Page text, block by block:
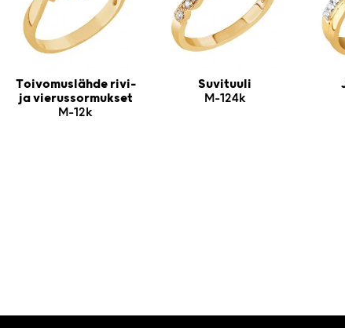
Toivomuslähde rivi-
ja vierussormukset
M-12k
Suvituuli
M-124k